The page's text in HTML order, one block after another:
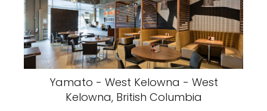
Yamato - West Kelowna - West
Kelowna, British Columbia